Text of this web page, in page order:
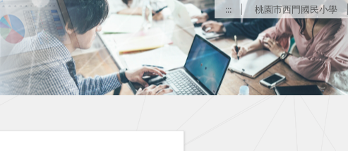
::: 桃園市西門國民小學